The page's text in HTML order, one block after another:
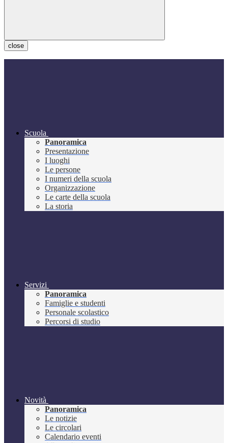
close
Scuola
Panoramica
Presentazione
I luoghi
Le persone
I numeri della scuola
Organizzazione
Le carte della scuola
La storia
Servizi
Panoramica
Famiglie e studenti
Personale scolastico
Percorsi di studio
Novità
Panoramica
Le notizie
Le circolari
Calendario eventi